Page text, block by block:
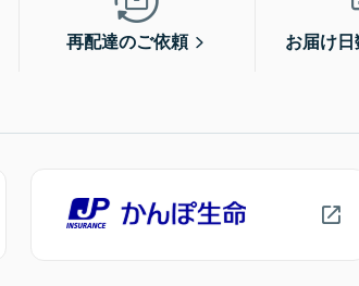
再配達のご依頼 お届け